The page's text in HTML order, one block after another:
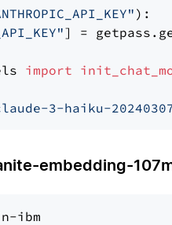
):
] =
import
3-haiku-
embedding-